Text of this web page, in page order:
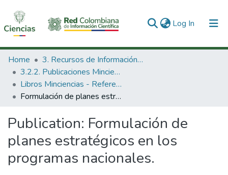
Log In (current)
Communities & Collections
All of DSpace
Statistics
Home
3. Recursos de Información Científica y Tecnológica
3.2.2. Publicaciones Minciencias
Libros Minciencias - Referenciales
Formulación de planes estratégicos en los programas nacionales.
Publication: Formulación de
planes estratégicos en los
programas nacionales.